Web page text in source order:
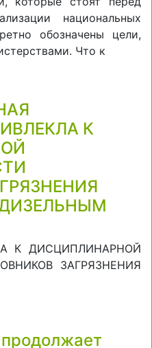
национальных
обозначены цели,
Что к
К
К ДИСЦИПЛИНАРНОЙ
ЗАГРЯЗНЕНИЯ